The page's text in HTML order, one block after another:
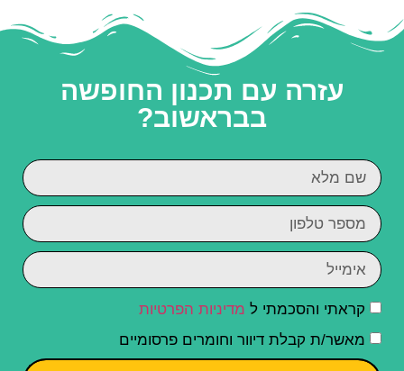
עזרה עם תכנון החופשה
בבראשוב?
קראתי והסכמתי ל מדיניות הפרטיות
מאשר/ת קבלת דיוור וחומרים פרסומיים